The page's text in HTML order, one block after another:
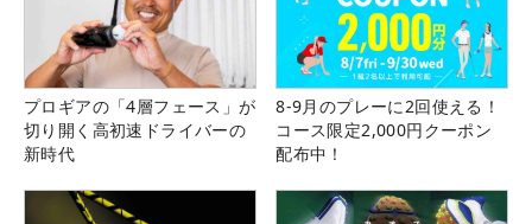
プロギアの「4層フェース」が
切り開く高初速ドライバーの
新時代
8-9月のプレーに2回使える！
コース限定2,000円クーポン
配布中！